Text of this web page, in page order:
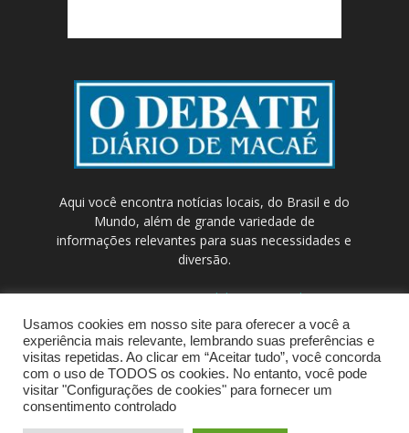
Aqui você encontra notícias locais, do Brasil e do
Mundo, além de grande variedade de
informações relevantes para suas necessidades e
diversão.
Contato:contato@odebateon.com.br /
comercia@odebateon.com.br
Usamos cookies em nosso site para oferecer a você a
experiência mais relevante, lembrando suas preferências e
visitas repetidas. Ao clicar em “Aceitar tudo”, você concorda
com o uso de TODOS os cookies. No entanto, você pode
visitar "Configurações de cookies" para fornecer um
consentimento controlado